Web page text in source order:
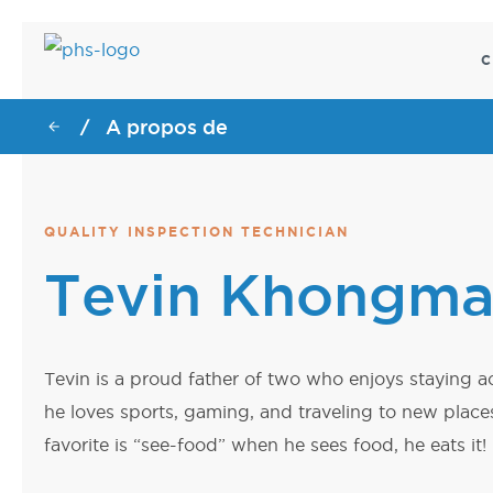
SOINS DE
Chariots de dialyse
Chariots chirurgicaux
Chariots d'essai de charge
CENTRE DE
CENTRE DE
SOINS DE
Chariots de dialyse
Chariots chirurgicaux
Fauteuils motorisés de
/ A propos de
QUALITY INSPECTION TECHNICIAN
Tevin
Tevin is a proud father of two who enjoys staying
he loves sports, gaming, and traveling to new
favorite is “see-food” when he sees food, he eats it!